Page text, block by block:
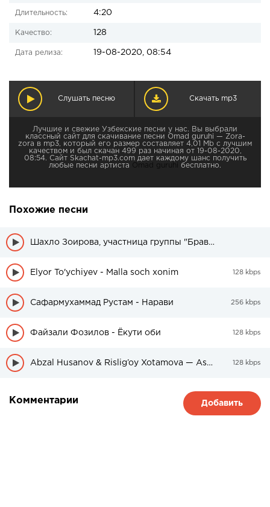
Длительность: 4:20
Качество: 128
Дата релиза: 19-08-2020, 08:54
Слушать песню Скачать mp3
Лучшие и свежие Узбекские песни у нас. Вы выбрали
классный сайт для скачивание песни Omad guruhi — Zora-
zora в mp3, который его размер составляет 4,01 Mb с лучшим
качеством и был скачан 499 раз начиная от 19-08-2020,
08:54. Сайт Skachat-mp3.com дает каждому шанс получить
любые песни артиста
Omad guruhi бесплатно.
Похожие песни
Шахло Зоирова, участница группы "Браво" была в свадебном платье
Elyor To'ychiyev - Malla soch xonim 128 kbps
Сафармухаммад Рустам - Нарави 256 kbps
Файзали Фозилов - Ёкути оби 128 kbps
Abzal Husanov & Rislig’oy Xotamova — Asragil 128 kbps
Комментарии Добавить